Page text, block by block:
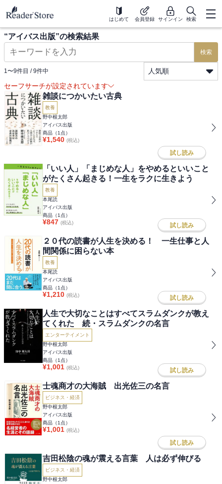
はじめて 会員登録 サインイン 検索
“アイバス出版”の検索結果
検索
1〜9件目 / 9件中
人気順
セーフサーチが設定されています
雑談につかいたい古典
教養
野中根太郎
アイバス出版
商品（1 点）
¥1,540 (税込)
試し読み
「いい人」「まじめな人」をやめるといいこと
がたくさん起きる！一生をラクに生きよう
教養
本尾読
アイバス出版
商品（1 点）
¥847 (税込) 試し読み
２０代の読書が人生を決める！ 一生仕事と人
間関係に困らない本
教養
本尾読
アイバス出版
商品（1 点）
¥1,210 (税込) 試し読み
人生で大切なことはすべてスラムダンクが教え
てくれた 続・スラムダンクの名言
エンターテイメント
野中根太郎
アイバス出版
商品（1 点）
¥1,001 (税込) 試し読み
士魂商才の大海賊 出光佐三の名言
ビジネス・経済
野中根太郎
アイバス出版
商品（1 点）
¥1,001 (税込)
試し読み
吉田松陰の魂が震える言葉 人は必ず伸びる
ビジネス・経済
野中根太郎